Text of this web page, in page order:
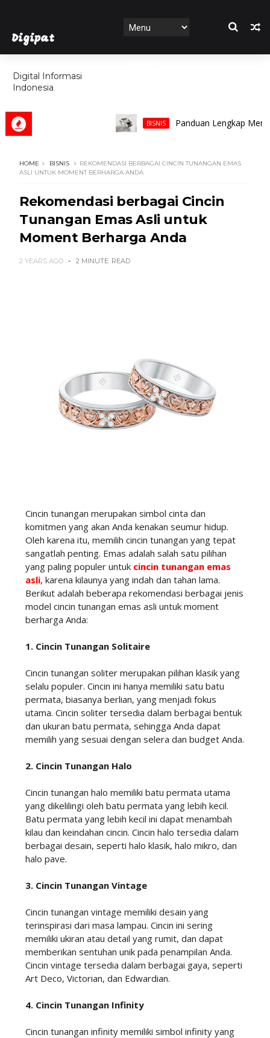
Digipat
Digital Informasi
Indonesia
FEATURES
BISNIS Panduan Lengkap Memilih
HOME BISNIS
REKOMENDASI BERBAGAI CINCIN TUNANGAN EMAS
ASLI UNTUK MOMENT BERHARGA ANDA
Rekomendasi berbagai Cincin
Tunangan Emas Asli untuk
Moment Berharga Anda
2 YEARS AGO 2 MINUTE READ
Cincin tunangan merupakan simbol cinta dan
komitmen yang akan Anda kenakan seumur hidup.
Oleh karena itu, memilih cincin tunangan yang tepat
sangatlah penting. Emas adalah salah satu pilihan
yang paling populer untuk cincin tunangan emas
asli, karena kilaunya yang indah dan tahan lama.
Berikut adalah beberapa rekomendasi berbagai jenis
model cincin tunangan emas asli untuk moment
berharga Anda:
1. Cincin Tunangan Solitaire
Cincin tunangan soliter merupakan pilihan klasik yang
selalu populer. Cincin ini hanya memiliki satu batu
permata, biasanya berlian, yang menjadi fokus
utama. Cincin soliter tersedia dalam berbagai bentuk
dan ukuran batu permata, sehingga Anda dapat
memilih yang sesuai dengan selera dan budget Anda.
2. Cincin Tunangan Halo
Cincin tunangan halo memiliki batu permata utama
yang dikelilingi oleh batu permata yang lebih kecil.
Batu permata yang lebih kecil ini dapat menambah
kilau dan keindahan cincin. Cincin halo tersedia dalam
berbagai desain, seperti halo klasik, halo mikro, dan
halo pave.
3. Cincin Tunangan Vintage
Cincin tunangan vintage memiliki desain yang
terinspirasi dari masa lampau. Cincin ini sering
memiliki ukiran atau detail yang rumit, dan dapat
memberikan sentuhan unik pada penampilan Anda.
Cincin vintage tersedia dalam berbagai gaya, seperti
Art Deco, Victorian, dan Edwardian.
4. Cincin Tunangan Infinity
Cincin tunangan infinity memiliki simbol infinity yang